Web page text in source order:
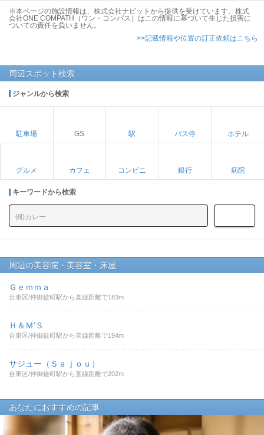
※本ページの施設情報は、株式会社ナビットから提供を受けています。株式
会社ONE COMPATH（ワン・コンパス）はこの情報に基づいて生じた損害に
ついての責任を負いません。
>>記載情報や位置の訂正依頼はこちら
周辺スポット検索
ジャンルから検索
駐車場 GS 駅 バス停 ホテル
グルメ カフェ コンビニ 銀行 病院
キーワードから検索
周辺の美容院・美容室・床屋
Ｇｅｍｍａ
台東区/仲御徒町駅から直線距離で183m
Ｈ＆Ｍ’Ｓ
台東区/仲御徒町駅から直線距離で194m
サジュー（Ｓａｊｏｕ）
台東区/仲御徒町駅から直線距離で202m
あなたにおすすめの記事